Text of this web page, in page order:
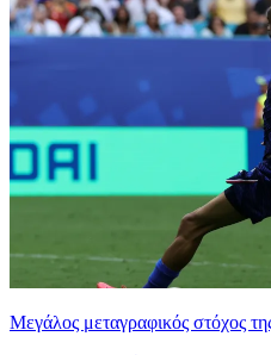
Μεγάλος μεταγραφικός στόχος